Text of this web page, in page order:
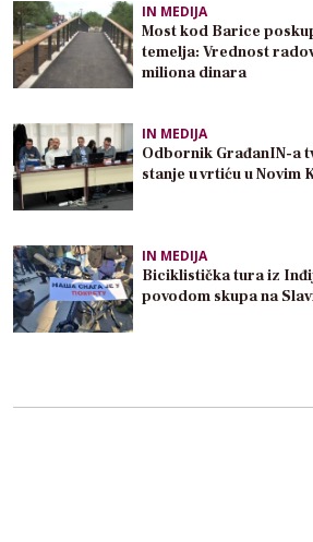
IN MEDIJA
Most kod Barice
temelja: Vrednost
miliona dinara
IN MEDIJA
Odbornik GrađanIN-a
stanje u vrtiću u Novim
IN MEDIJA
Biciklistička tura iz
povodom skupa na